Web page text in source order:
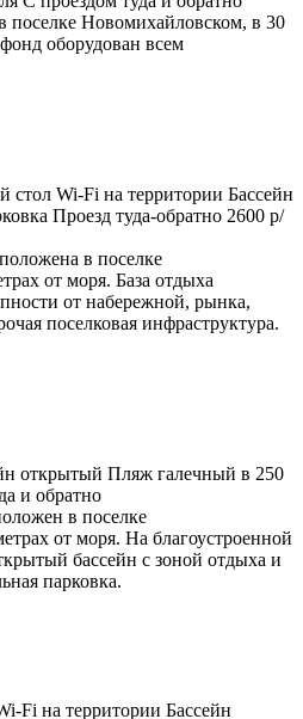
поселке Новомихайловском, в 30
оборудован всем
стол Wi-Fi на территории Бассейн
Проезд туда-обратно 2600 р/
в поселке
от моря. База отдыха
от набережной, рынка,
поселковая инфраструктура.
открытый Пляж галечный в 250
и обратно
в поселке
от моря. На благоустроенной
бассейн с зоной отдыха и
парковка.
Fi на территории Бассейн